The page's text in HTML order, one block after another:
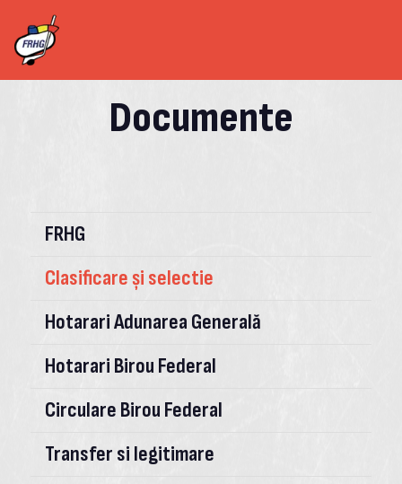
Documente
FRHG
Clasificare și selectie
Hotarari Adunarea Generală
Hotarari Birou Federal
Circulare Birou Federal
Transfer si legitimare